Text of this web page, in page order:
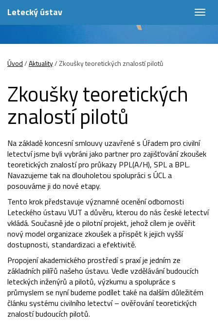
Letecký ústav
Úvod/Aktuality/Zkoušky teoretických znalostí pilotů
Zkoušky teoretických
znalostí pilotů
Na základě koncesní smlouvy uzavřené s Úřadem pro civilní
letectví jsme byli vybráni jako partner pro zajišťování zkoušek
teoretických znalostí pro průkazy PPL(A/H), SPL a BPL.
Navazujeme tak na dlouholetou spolupráci s ÚCL a
posouváme ji do nové etapy.
Tento krok představuje významné ocenění odbornosti
Leteckého ústavu VUT a důvěru, kterou do nás české letectví
vkládá. Současně jde o pilotní projekt, jehož cílem je ověřit
nový model organizace zkoušek a přispět k jejich vyšší
dostupnosti, standardizaci a efektivitě.
Propojení akademického prostředí s praxí je jedním ze
základních pilířů našeho ústavu. Vedle vzdělávání budoucích
leteckých inženýrů a pilotů, výzkumu a spolupráce s
průmyslem se nyní budeme podílet také na dalším důležitém
článku systému civilního letectví – ověřování teoretických
znalostí budoucích pilotů.